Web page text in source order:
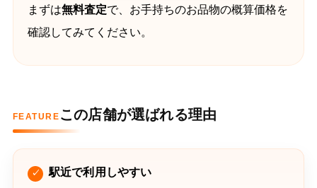
まずは無料査定で、お手持ちのお品物の概算価格を
確認してみてください。
FEATURE この店舗が選ばれる理由
駅近で利用しやすい